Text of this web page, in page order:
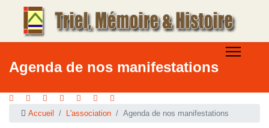
Agenda de nos manifestations
Accueil L'association Agenda de nos manifestations